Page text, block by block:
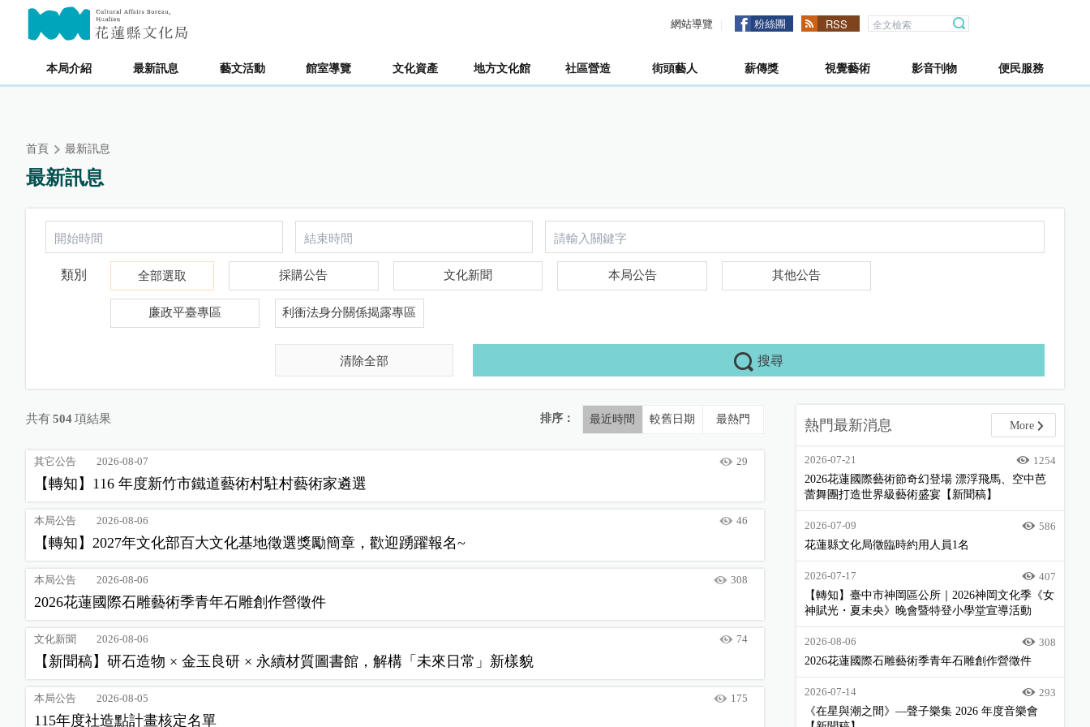
內
網站導覽 粉絲團 RSS
本局介紹 最新訊息 藝文活動 館室導覽 文化資產 地方文化館 社區營造 街頭藝人 薪傳獎 視覺藝術 影音刊物 便民服務
主要內容區塊
首頁 最新訊息
最新訊息
類別 全部選取 採購公告 文化新聞 本局公告 其他公告
廉政平臺專區 利衝法身分關係揭露專區
清除全部 搜尋
共有504項結果 排序： 最近時間 較舊日期 最熱門
其它公告 2026-08-07 29
【轉知】116 年度新竹市鐵道藝術村駐村藝術家遴選
本局公告 2026-08-06 46
【轉知】2027年文化部百大文化基地徵選獎勵簡章，歡迎踴躍報名~
本局公告 2026-08-06 308
2026花蓮國際石雕藝術季青年石雕創作營徵件
文化新聞 2026-08-06 74
【新聞稿】研石造物 × 金玉良研 × 永續材質圖書館，解構「未來日常」新樣貌
本局公告 2026-08-05 175
115年度社造點計畫核定名單
熱門最新消息 More
2026-07-21
1254
2026花蓮國際藝術節奇幻登場 漂浮飛馬、空中芭
蕾舞團打造世界級藝術盛宴【新聞稿】
2026-07-09
586
花蓮縣文化局徵臨時約用人員1名
2026-07-17
407
【轉知】臺中市神岡區公所｜2026神岡文化季《女
神賦光・夏未央》晚會暨特登小學堂宣導活動
2026-08-06
308
2026花蓮國際石雕藝術季青年石雕創作營徵件
2026-07-14
293
《在星與潮之間》—聲子樂集 2026 年度音樂會